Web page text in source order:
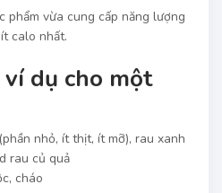
phẩm vừa cung cấp năng lượng
calo nhất.
dụ cho một
nhỏ, ít thịt, ít mỡ), rau xanh
rau củ quả
cháo